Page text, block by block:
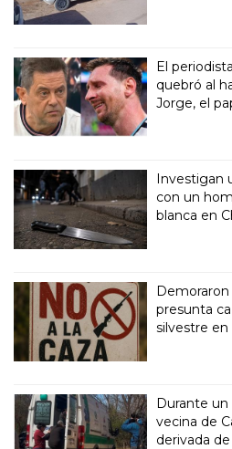
El
quebró al
Jorge, el
Investigan
con un
blanca en
presunta
silvestre en
Durante un
vecina de
derivada